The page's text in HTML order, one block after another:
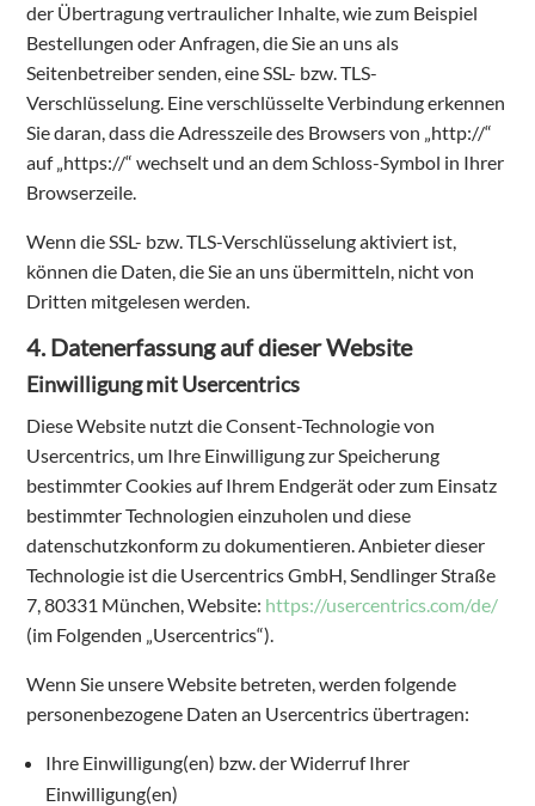
der Übertragung vertraulicher Inhalte, wie zum Beispiel
Bestellungen oder Anfragen, die Sie an uns als
Seitenbetreiber senden, eine SSL- bzw. TLS-
Verschlüsselung. Eine verschlüsselte Verbindung erkennen
Sie daran, dass die Adresszeile des Browsers von „http://“
auf „https://“ wechselt und an dem Schloss-Symbol in Ihrer
Browserzeile.
Wenn die SSL- bzw. TLS-Verschlüsselung aktiviert ist,
können die Daten, die Sie an uns übermitteln, nicht von
Dritten mitgelesen werden.
4. Datenerfassung auf dieser Website
Einwilligung mit Usercentrics
Diese Website nutzt die Consent-Technologie von
Usercentrics, um Ihre Einwilligung zur Speicherung
bestimmter Cookies auf Ihrem Endgerät oder zum Einsatz
bestimmter Technologien einzuholen und diese
datenschutzkonform zu dokumentieren. Anbieter dieser
Technologie ist die Usercentrics GmbH, Sendlinger Straße
7, 80331 München, Website: https://usercentrics.com/de/
(im Folgenden „Usercentrics“).
Wenn Sie unsere Website betreten, werden folgende
personenbezogene Daten an Usercentrics übertragen:
Ihre Einwilligung(en) bzw. der Widerruf Ihrer
Einwilligung(en)